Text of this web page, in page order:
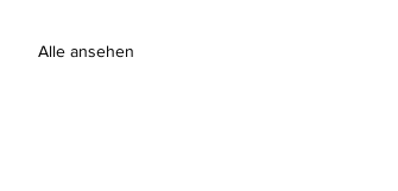
Alle ansehen